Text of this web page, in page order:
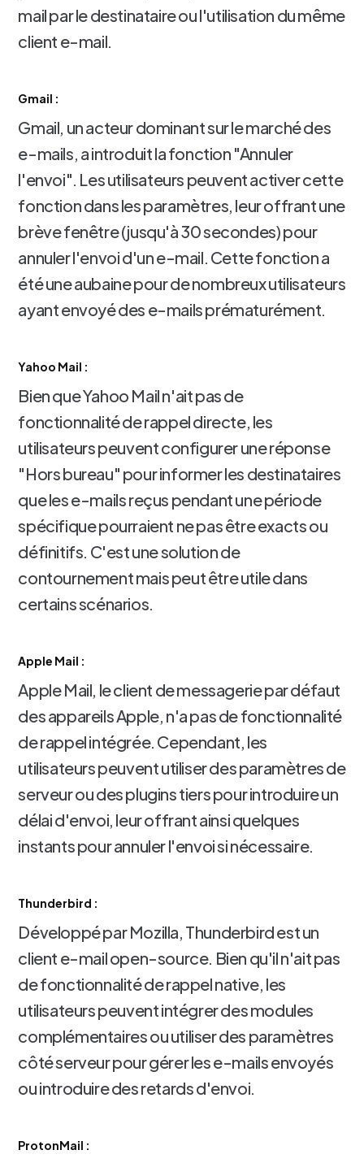
mail par le destinataire ou l'utilisation du même
client e-mail.
Gmail :
Gmail, un acteur dominant sur le marché des
e-mails, a introduit la fonction "Annuler
l'envoi". Les utilisateurs peuvent activer cette
fonction dans les paramètres, leur offrant une
brève fenêtre (jusqu'à 30 secondes) pour
annuler l'envoi d'un e-mail. Cette fonction a
été une aubaine pour de nombreux utilisateurs
ayant envoyé des e-mails prématurément.
Yahoo Mail :
Bien que Yahoo Mail n'ait pas de
fonctionnalité de rappel directe, les
utilisateurs peuvent configurer une réponse
"Hors bureau" pour informer les destinataires
que les e-mails reçus pendant une période
spécifique pourraient ne pas être exacts ou
définitifs. C'est une solution de
contournement mais peut être utile dans
certains scénarios.
Apple Mail :
Apple Mail, le client de messagerie par défaut
des appareils Apple, n'a pas de fonctionnalité
de rappel intégrée. Cependant, les
utilisateurs peuvent utiliser des paramètres de
serveur ou des plugins tiers pour introduire un
délai d'envoi, leur offrant ainsi quelques
instants pour annuler l'envoi si nécessaire.
Thunderbird :
Développé par Mozilla, Thunderbird est un
client e-mail open-source. Bien qu'il n'ait pas
de fonctionnalité de rappel native, les
utilisateurs peuvent intégrer des modules
complémentaires ou utiliser des paramètres
côté serveur pour gérer les e-mails envoyés
ou introduire des retards d'envoi.
ProtonMail :